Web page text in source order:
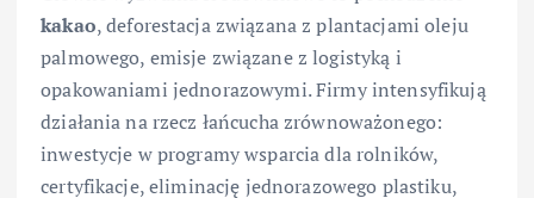
kakao, deforestacja związana z plantacjami oleju
palmowego, emisje związane z logistyką i
opakowaniami jednorazowymi. Firmy intensyfikują
działania na rzecz łańcucha zrównoważonego:
inwestycje w programy wsparcia dla rolników,
certyfikacje, eliminację jednorazowego plastiku,